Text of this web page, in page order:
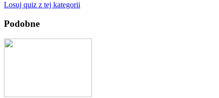
Losuj quiz z tej kategorii
Podobne